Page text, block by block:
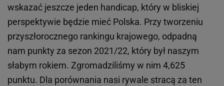
wskazać jeszcze jeden handicap, który w bliskiej
perspektywie będzie mieć Polska. Przy tworzeniu
przyszłorocznego rankingu krajowego, odpadną
nam punkty za sezon 2021/22, który był naszym
słabym rokiem. Zgromadziliśmy w nim 4,625
punktu. Dla porównania nasi rywale stracą za ten